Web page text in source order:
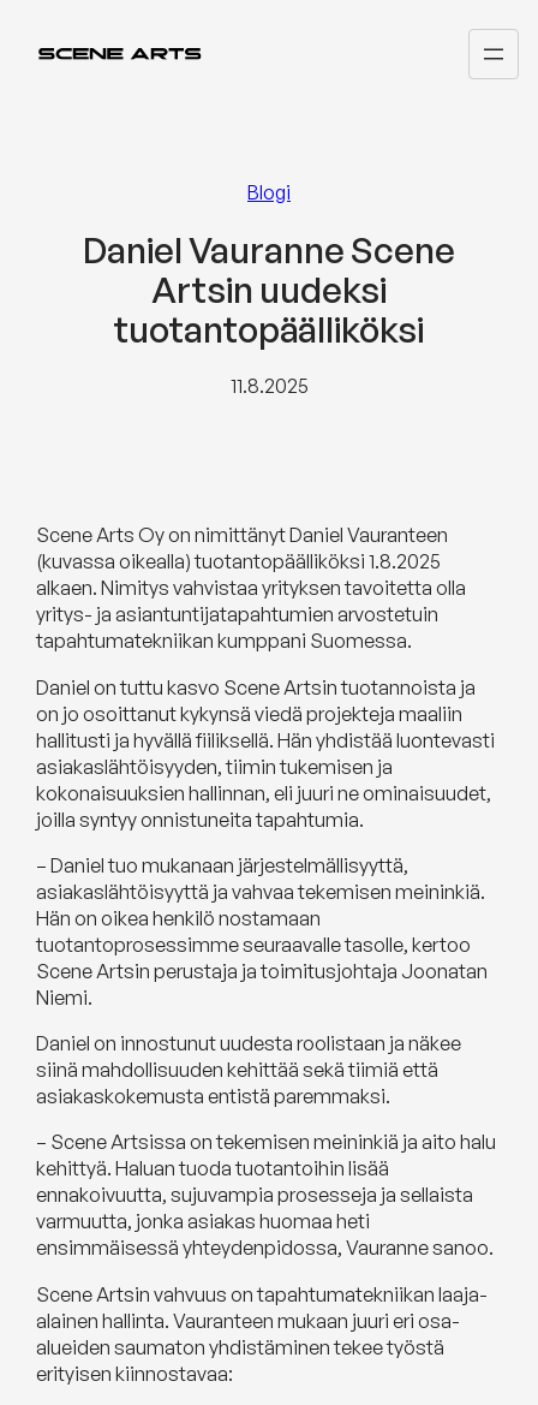
sisältöön
Blogi
Daniel Vauranne Scene
Artsin uudeksi
tuotantopäälliköksi
11.8.2025
Scene Arts Oy on nimittänyt Daniel Vauranteen
(kuvassa oikealla) tuotantopäälliköksi 1.8.2025
alkaen. Nimitys vahvistaa yrityksen tavoitetta olla
yritys- ja asiantuntijatapahtumien arvostetuin
tapahtumatekniikan kumppani Suomessa.
Daniel on tuttu kasvo Scene Artsin tuotannoista ja
on jo osoittanut kykynsä viedä projekteja maaliin
hallitusti ja hyvällä fiiliksellä. Hän yhdistää luontevasti
asiakaslähtöisyyden, tiimin tukemisen ja
kokonaisuuksien hallinnan, eli juuri ne ominaisuudet,
joilla syntyy onnistuneita tapahtumia.
– Daniel tuo mukanaan järjestelmällisyyttä,
asiakaslähtöisyyttä ja vahvaa tekemisen meininkiä.
Hän on oikea henkilö nostamaan
tuotantoprosessimme seuraavalle tasolle, kertoo
Scene Artsin perustaja ja toimitusjohtaja Joonatan
Niemi.
Daniel on innostunut uudesta roolistaan ja näkee
siinä mahdollisuuden kehittää sekä tiimiä että
asiakaskokemusta entistä paremmaksi.
– Scene Artsissa on tekemisen meininkiä ja aito halu
kehittyä. Haluan tuoda tuotantoihin lisää
ennakoivuutta, sujuvampia prosesseja ja sellaista
varmuutta, jonka asiakas huomaa heti
ensimmäisessä yhteydenpidossa, Vauranne sanoo.
Scene Artsin vahvuus on tapahtumatekniikan laaja-
alainen hallinta. Vauranteen mukaan juuri eri osa-
alueiden saumaton yhdistäminen tekee työstä
erityisen kiinnostavaa: